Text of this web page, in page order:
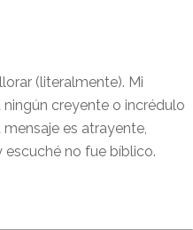
(literalmente). Mi
ningún creyente o incrédulo
es atrayente,
no fue bíblico.